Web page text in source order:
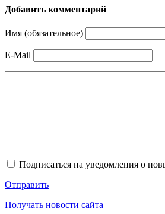
Добавить комментарий
Имя (обязательное)
E-Mail
Подписаться на уведомления о
Отправить
Получать новости сайта